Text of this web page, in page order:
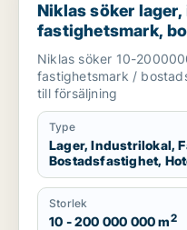
Niklas söker
fastighetsmark,
eller garage till
Niklas söker 10-
fastighetsmark /
till försäljning
Type
Lager, Industrilokal,
Bostadsfastighet,
Storlek
10 - 200 000 000 m2